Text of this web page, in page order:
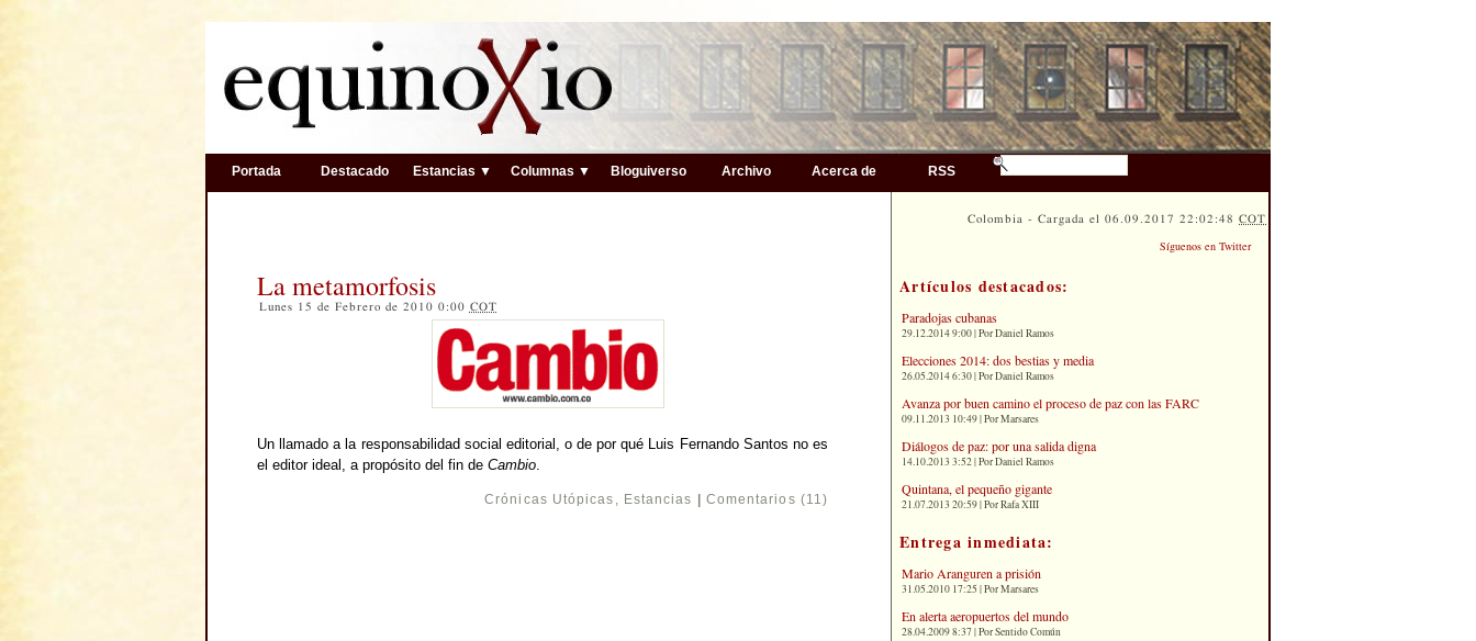
Portada Destacado Estancias ▼ Columnas ▼ Bloguiverso Archivo Acerca de RSS
Colombia - Cargada el 06.09.2017 22:02:48COT
La metamorfosis
Lunes 15 de Febrero de 2010 0:00 COT
Un llamado a la responsabilidad social editorial, o de por qué Luis Fernando Santos no es
el editor ideal, a propósito del fin de Cambio.
Crónicas Utópicas , Estancias Comentarios (11)
Síguenos en Twitter
Artículos destacados:
Paradojas cubanas
29.12.2014 9:00 | Por Daniel Ramos
Elecciones 2014: dos bestias y media
26.05.2014 6:30 | Por Daniel Ramos
Avanza por buen camino el proceso de paz con las FARC
09.11.2013 10:49 | Por Marsares
Diálogos de paz: por una salida digna
14.10.2013 3:52 | Por Daniel Ramos
Quintana, el pequeño gigante
21.07.2013 20:59 | Por Rafa XIII
Entrega inmediata:
Mario Aranguren a prisión
31.05.2010 17:25 | Por Marsares
En alerta aeropuertos del mundo
28.04.2009 8:37 | Por Sentido Común